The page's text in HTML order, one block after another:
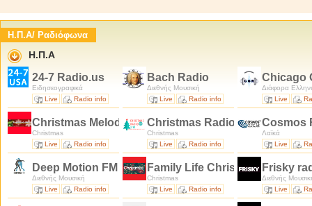
Η.Π.Α/ Ραδιόφωνα
Η.Π.Α
24-7 Radio.us
Ειδησεογραφικά
Live
Radio info
Bach Radio
Διεθνής Μουσική
Live
Radio info
Chicago
Διάφορα
Live
Christmas Melody
Christmas
Live
Radio info
Christmas Radio Live
Christmas
Live
Radio info
Cosmos
Λαϊκά
Live
Deep Motion FM
Διεθνής Μουσική
Live
Radio info
Family Life Christmas
Christmas
Live
Radio info
Frisky
Διεθνής
Live